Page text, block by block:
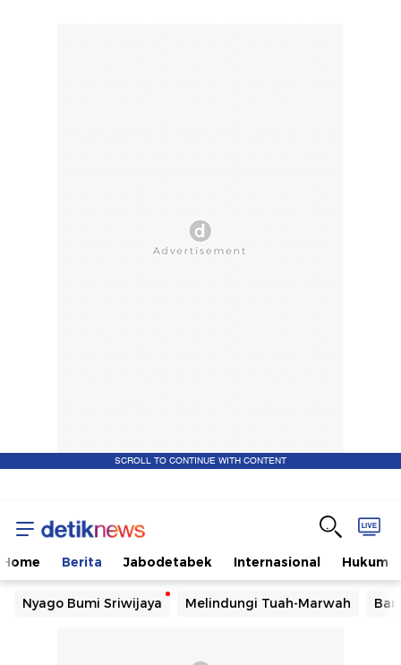
SCROLL TO CONTINUE WITH CONTENT
Home Berita Jabodetabek Internasional Hukum
Nyago Bumi Sriwijaya Melindungi Tuah-Marwah